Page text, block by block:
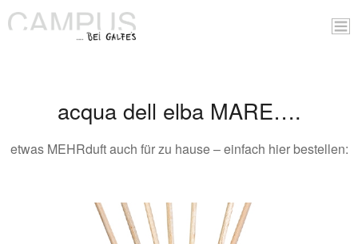
acqua dell elba MARE….
etwas MEHRduft auch für zu hause – einfach hier bestellen: